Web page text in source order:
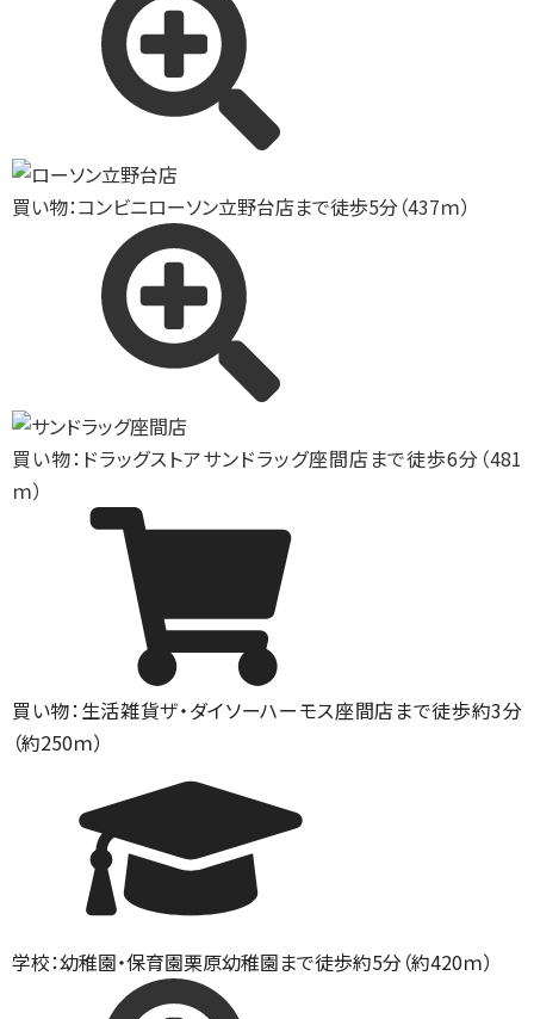
買い物：コンビニローソン立野台店まで徒歩5分（437ｍ）
買い物：ドラッグストアサンドラッグ座間店まで徒歩6分（481
ｍ）
買い物：生活雑貨ザ・ダイソーハーモス座間店まで徒歩約3分
（約250ｍ）
学校：幼稚園・保育園栗原幼稚園まで徒歩約5分（約420ｍ）